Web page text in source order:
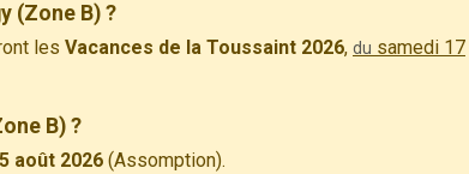
(Zone B) ?
les Vacances de la Toussaint 2026, du samedi 17
B) ?
août 2026 (Assomption).